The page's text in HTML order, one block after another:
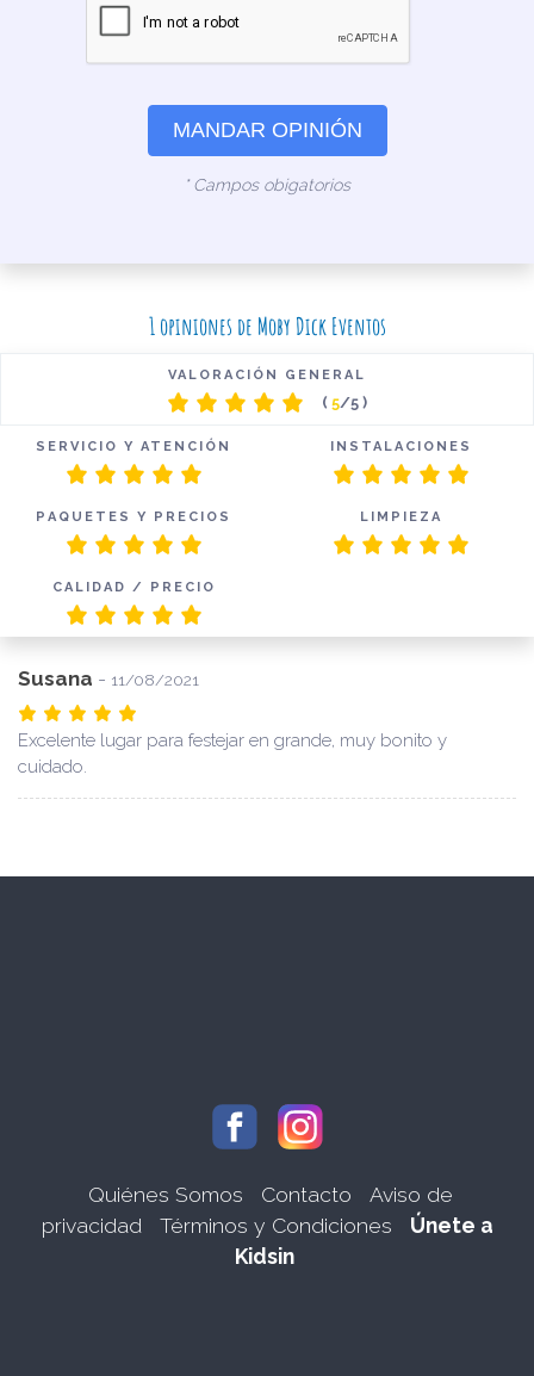
MANDAR OPINIÓN
* Campos obigatorios
1 opiniones de Moby Dick Eventos
VALORACIÓN GENERAL
( 5/5 )
SERVICIO Y ATENCIÓN INSTALACIONES
PAQUETES Y PRECIOS LIMPIEZA
CALIDAD / PRECIO
Susana - 11/08/2021
Excelente lugar para festejar en grande, muy bonito y
cuidado.
Quiénes Somos Contacto
Aviso de
privacidad
Términos y Condiciones
Únete a
Kidsin